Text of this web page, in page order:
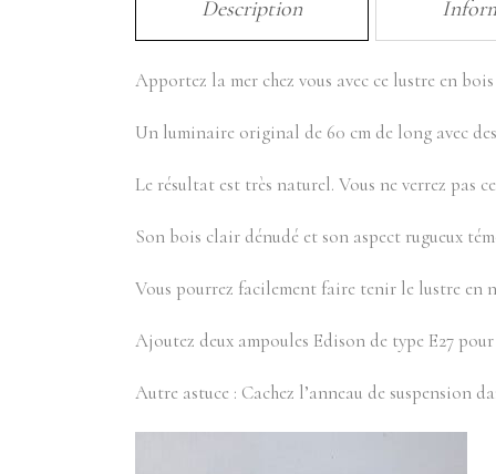
Description
Apportez la mer chez vous avec ce lustre en
Un luminaire original de 60 cm de long avec
Le résultat est très naturel. Vous ne verrez pas
Son bois clair dénudé et son aspect rugueux
Vous pourrez facilement faire tenir le lustre en
Ajoutez deux ampoules Edison de type E27
Autre astuce : Cachez l’anneau de suspension